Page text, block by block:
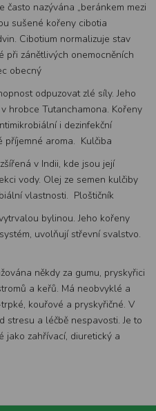
často nazývána „beránkem mezi
sušené kořeny cibotia
Cibotium normalizuje stav
při zánětlivých onemocněních
obecný
odpuzovat zlé síly. Jeho
hrobce Tutanchamona. Kořeny
i dezinfekční
příjemné aroma. Kulčiba
v Indii, kde jsou její
vody. Olej ze semen kulčiby
vlastnosti. Ploštičník
bylinou. Jeho kořeny
uvolňují střevní svalstvo.
někdy za gumu, pryskyřici
a keřů. Má neobvyklé a
kouřové a pryskyřičné. V
stresu a léčbě nespavosti. Je to
jako zahřívací, diuretický a